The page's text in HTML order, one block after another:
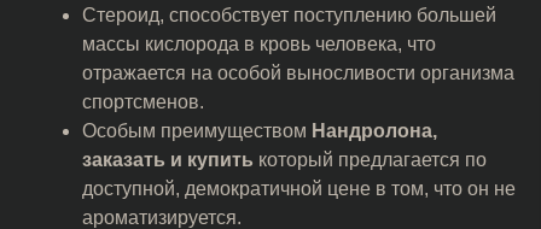
Стероид, способствует поступлению большей
массы кислорода в кровь человека, что
отражается на особой выносливости организма
спортсменов.
Особым преимуществом Нандролона,
заказать и купить который предлагается по
доступной, демократичной цене в том, что он не
ароматизируется.